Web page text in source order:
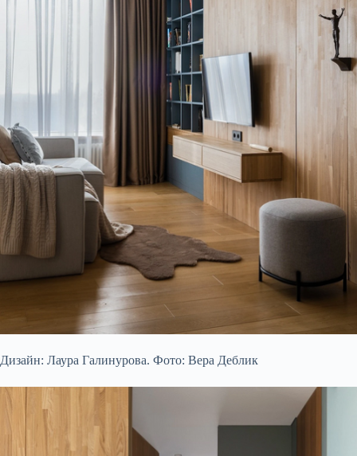
Дизайн: Лаура Галинурова. Фото: Вера Деблик